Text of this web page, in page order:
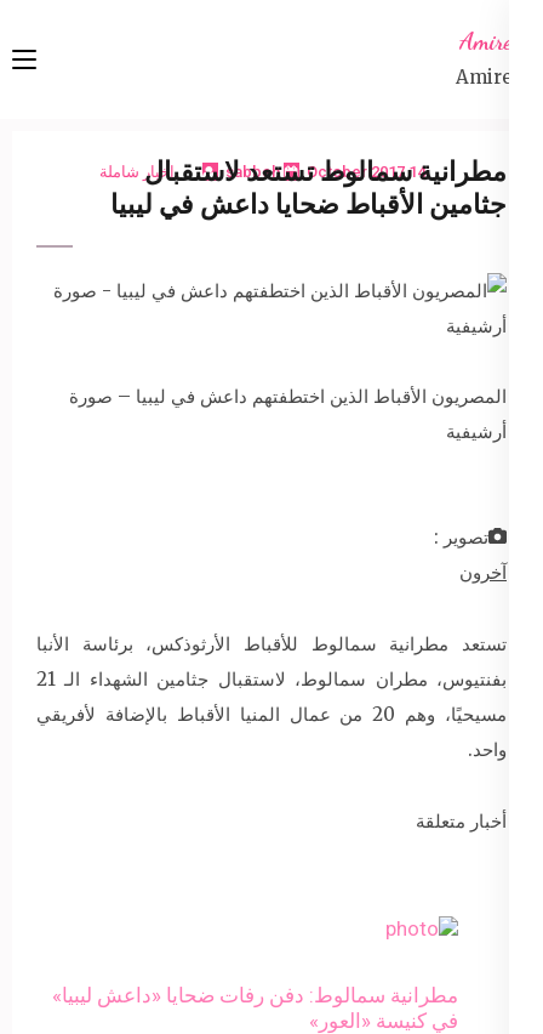
content
Amireta
Amireta
14 October 2017
sabbeh اخبار شاملةمطرانية سمالوط تستعد لاستقبال
جثامين الأقباط ضحايا داعش في ليبيا
المصريون الأقباط الذين اختطفتهم داعش في ليبيا – صورة
أرشيفية
تصوير :
آخرون
تستعد مطرانية سمالوط للأقباط الأرثوذكس، برئاسة الأنبا
بفنتيوس، مطران سمالوط، لاستقبال جثامين الشهداء الـ 21
مسيحيًا، وهم 20 من عمال المنيا الأقباط بالإضافة لأفريقي
واحد.
أخبار متعلقة
مطرانية سمالوط: دفن رفات ضحايا «داعش ليبيا»
في كنيسة «العور»